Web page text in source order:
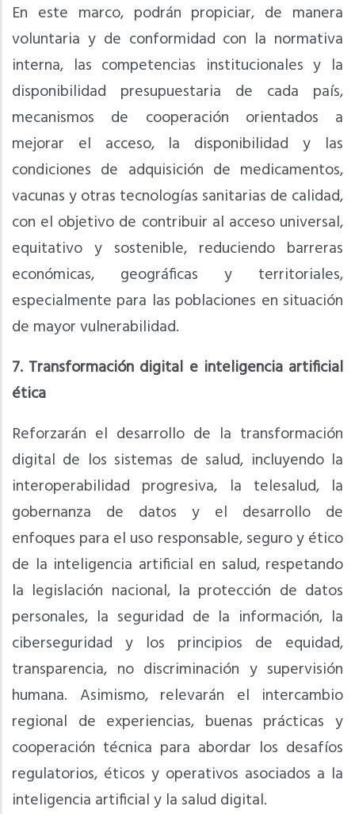
En este marco, podrán propiciar, de manera
voluntaria y de conformidad con la normativa
interna, las competencias institucionales y la
disponibilidad presupuestaria de cada país,
mecanismos de cooperación orientados a
mejorar el acceso, la disponibilidad y las
condiciones de adquisición de medicamentos,
vacunas y otras tecnologías sanitarias de calidad,
con el objetivo de contribuir al acceso universal,
equitativo y sostenible, reduciendo barreras
económicas, geográficas y territoriales,
especialmente para las poblaciones en situación
de mayor vulnerabilidad.
7. Transformación digital e inteligencia artificial
ética
Reforzarán el desarrollo de la transformación
digital de los sistemas de salud, incluyendo la
interoperabilidad progresiva, la telesalud, la
gobernanza de datos y el desarrollo de
enfoques para el uso responsable, seguro y ético
de la inteligencia artificial en salud, respetando
la legislación nacional, la protección de datos
personales, la seguridad de la información, la
ciberseguridad y los principios de equidad,
transparencia, no discriminación y supervisión
humana. Asimismo, relevarán el intercambio
regional de experiencias, buenas prácticas y
cooperación técnica para abordar los desafíos
regulatorios, éticos y operativos asociados a la
inteligencia artificial y la salud digital.